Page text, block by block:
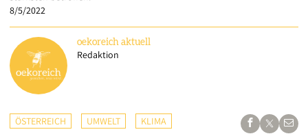
8/5/2022
oekoreich aktuell
Redaktion
ÖSTERREICH UMWELT KLIMA